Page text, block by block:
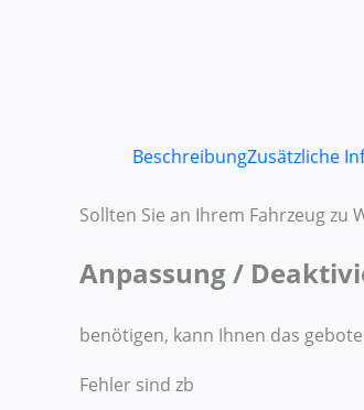
BeschreibungZusätzliche
Sollten Sie an Ihrem Fahrzeug zu
Anpassung /
benötigen, kann Ihnen das
Fehler sind zb